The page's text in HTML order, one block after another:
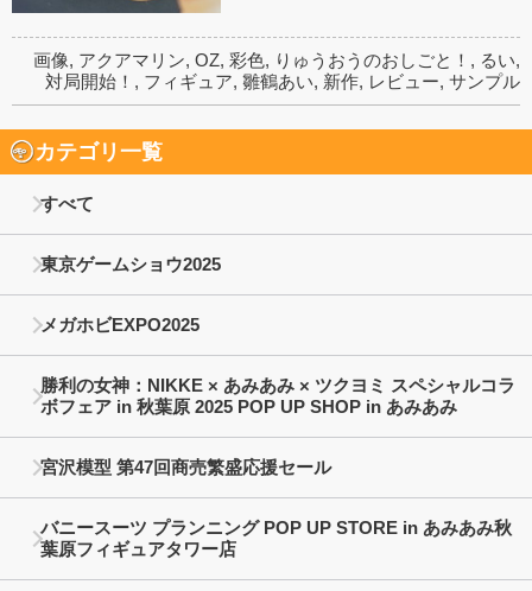
画像, アクアマリン, OZ, 彩色, りゅうおうのおしごと！ , るい,
対局開始！ , フィギュア, 雛鶴あい, 新作, レビュー, サンプル
カテゴリ一覧
すべて
東京ゲームショウ2025
メガホビEXPO2025
勝利の女神：NIKKE × あみあみ × ツクヨミ スペシャルコラ
ボフェア in 秋葉原 2025 POP UP SHOP in あみあみ
宮沢模型 第47回商売繁盛応援セール
バニースーツ プランニング POP UP STORE in あみあみ秋
葉原フィギュアタワー店